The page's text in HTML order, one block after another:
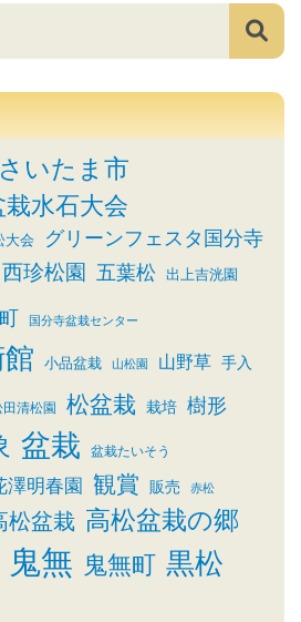
さいたま市
水石大会
大会 グリーンフェスタ国分寺
珍松園 五葉松 出上吉洸園
国分寺盆栽センター
小品盆栽 山松園 山野草 手入
田清松園 松盆栽 栽培 樹形
盆栽 盆栽たいそう
澤明春園 観賞 販売 赤松
松盆栽 高松盆栽の郷
鬼無 鬼無町 黒松